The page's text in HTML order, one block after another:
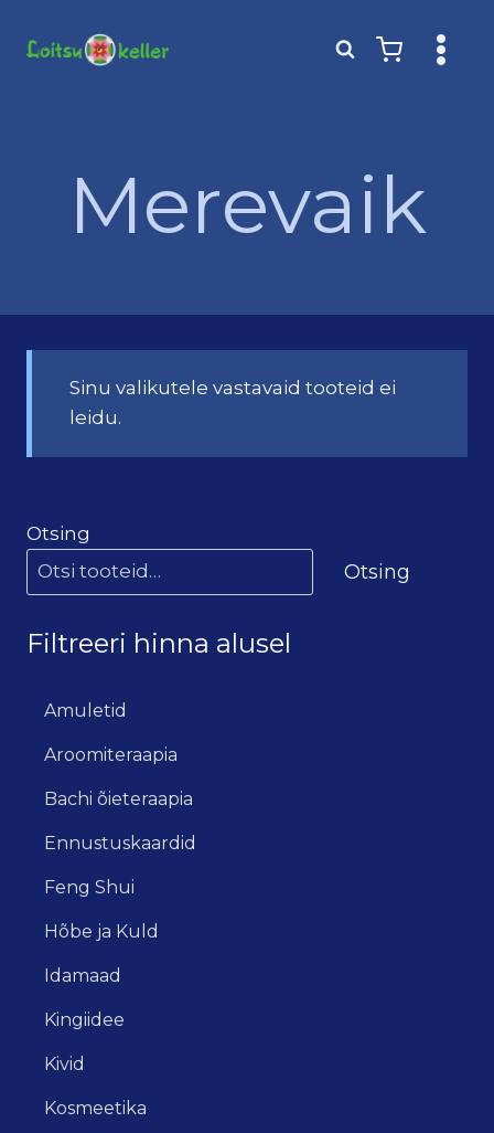
Merevaik
Sinu valikutele vastavaid tooteid ei
leidu.
Otsing
Otsing
Filtreeri hinna alusel
Amuletid
Aroomiteraapia
Bachi õieteraapia
Ennustuskaardid
Feng Shui
Hõbe ja Kuld
Idamaad
Kingiidee
Kivid
Kosmeetika